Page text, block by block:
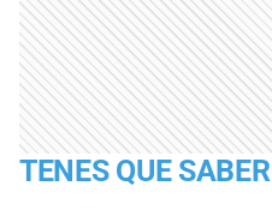
TENES QUE SABER